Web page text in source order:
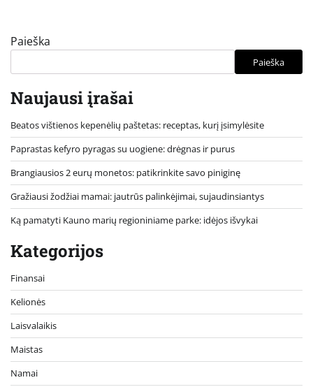
Paieška
Paieška
Naujausi įrašai
Beatos vištienos kepenėlių paštetas: receptas, kurį įsimylėsite
Paprastas kefyro pyragas su uogiene: drėgnas ir purus
Brangiausios 2 eurų monetos: patikrinkite savo piniginę
Gražiausi žodžiai mamai: jautrūs palinkėjimai, sujaudinsiantys
Ką pamatyti Kauno marių regioniniame parke: idėjos išvykai
Kategorijos
Finansai
Kelionės
Laisvalaikis
Maistas
Namai